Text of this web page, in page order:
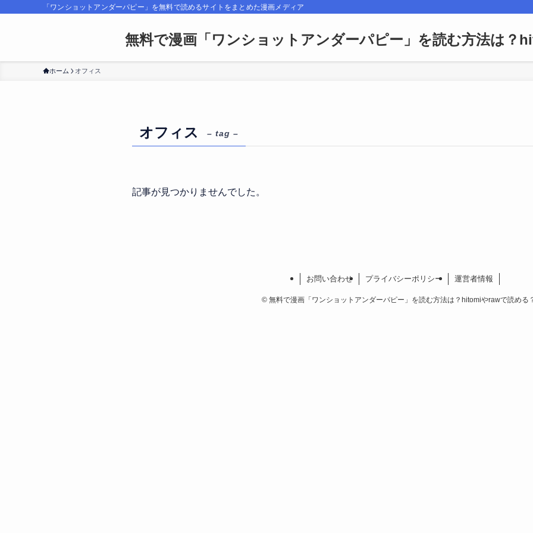
「ワンショットアンダーパピー」を無料で読めるサイトをまとめた漫画メディア
無料で漫画「ワンショットアンダーパピー」を読む方法は？
ホーム オフィス
オフィス – tag –
記事が見つかりませんでした。
お問い合わせ プライバシーポリシー 運営者情報
© 無料で漫画「ワンショットアンダーパピー」を読む方法は？hitomiやrawで読める